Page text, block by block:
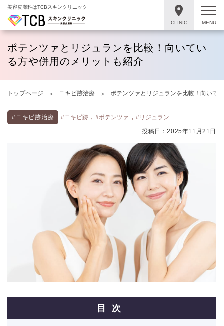
美容皮膚科はTCBスキンクリニック
ポテンツァとリジュランを比較！向いてい
る方や併用のメリットも紹介
トップページ ニキビ跡治療 ポテンツァとリジュランを比較！向いて
#ニキビ跡治療 #ニキビ跡 , #ポテンツァ , #リジュラン
投稿日：2025年11月21日
目次
CLINIC MENU